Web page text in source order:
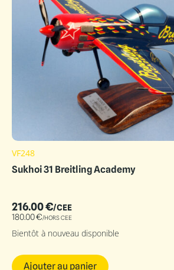
VF248
Sukhoi 31 Breitling Academy
216.00€/CEE
180.00€/HORS CEE
Bientôt à nouveau disponible
Ajouter au panier